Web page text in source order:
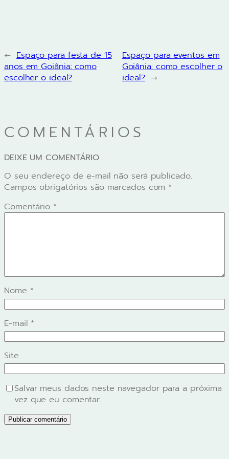
← Espaço para festa de 15
anos em Goiânia: como
escolher o ideal?
Espaço para eventos em
Goiânia: como escolher o
ideal? →
COMENTÁRIOS
DEIXE UM COMENTÁRIO
O seu endereço de e-mail não será publicado.
Campos obrigatórios são marcados com *
Comentário *
Nome *
E-mail *
Site
Salvar meus dados neste navegador para a próxima
vez que eu comentar.